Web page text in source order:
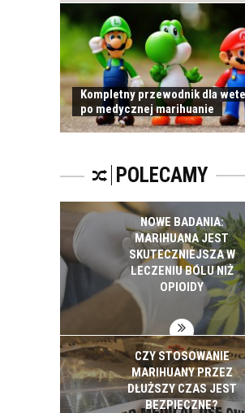
Kompletny przewodnik dla
po medycznej marihuanie
POLECAMY
NOWE BADANIA:
MARIHUANA JEST
SKUTECZNIEJSZA W
LECZENIU BÓLU NIŻ
OPIOIDY
CZY STOSOWANIE
MARIHUANY PRZEZ
DŁUŻSZY CZAS JEST
BEZPIECZNE?